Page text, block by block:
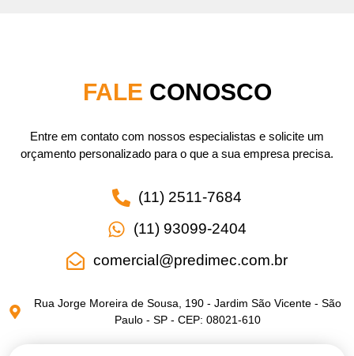
FALE CONOSCO
Entre em contato com nossos especialistas e solicite um
orçamento personalizado para o que a sua empresa precisa.
(11) 2511-7684
(11) 93099-2404
comercial@predimec.com.br
Rua Jorge Moreira de Sousa, 190 - Jardim São Vicente - São
Paulo - SP - CEP: 08021-610